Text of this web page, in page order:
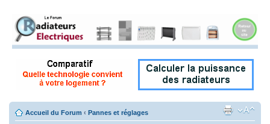
Accueil du Forum ‹ Pannes et réglages